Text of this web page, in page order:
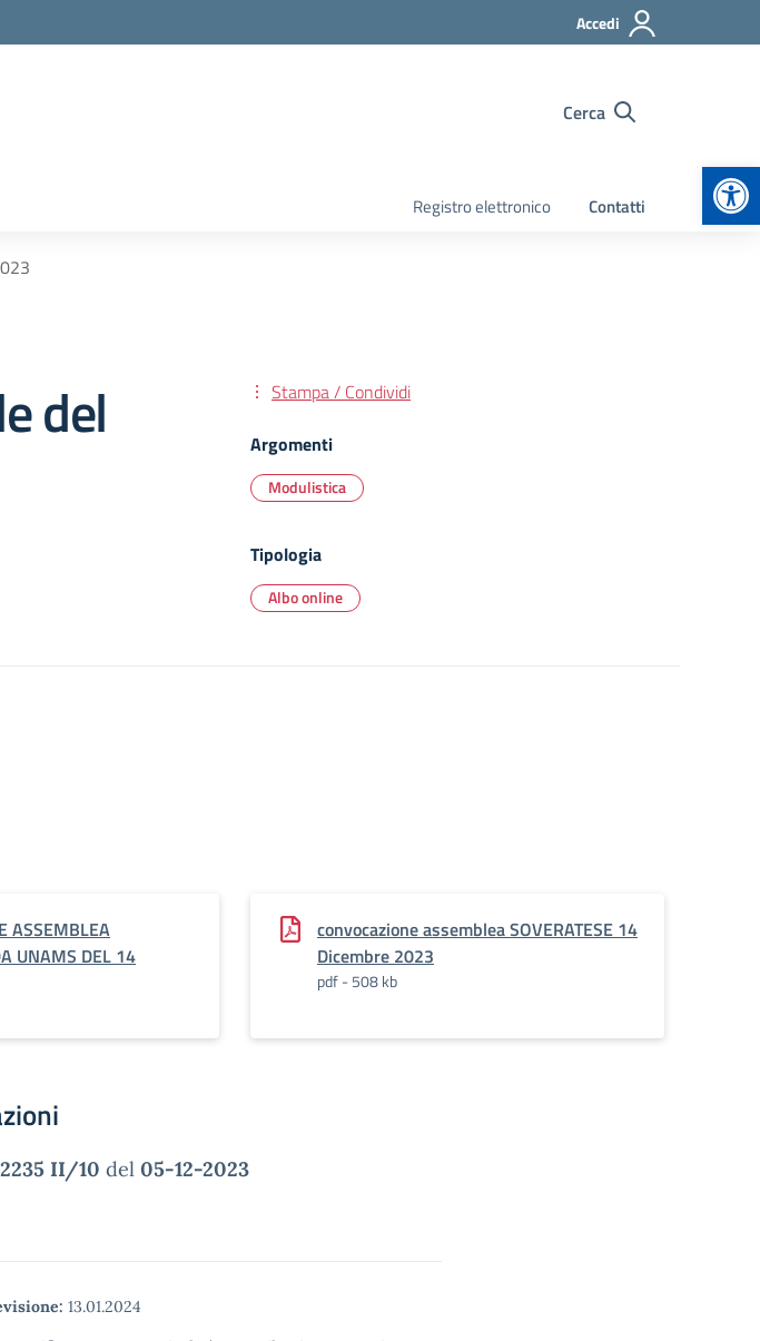
Accedi
Cerca
Registro elettronico Contatti
del
Stampa / Condividi
Argomenti
Modulistica
Tipologia
Albo online
ASSEMBLEA
UNAMS DEL 14
convocazione assemblea SOVERATESE 14
Dicembre 2023
pdf - 508 kb
II/10 del 05-12-2023
13.01.2024